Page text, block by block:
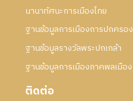
นานาทัศนะการเมืองไทย
ฐานข้อมูลการเมืองการปกครอง
ฐานข้อมูลรางวัลพระปกเกล้า
ฐานข้อมูลการเมืองภาคพลเมือง
ติดต่อ